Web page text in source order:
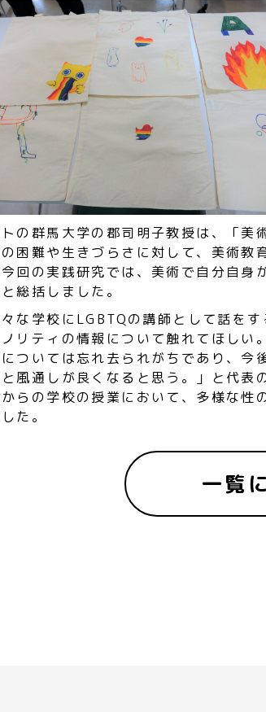
の群馬大学の郡司明子教授は、「美
困難や生きづらさに対して、美術教
今回の実践研究では、美術で自分自身
総括しました。
々な学校にLGBTQの講師として話を
リティの情報について触れてほしい
ついては忘れ去られがちであり、今
風通しが良くなると思う。」と代表
らの学校の授業において、多様な性
た。
一覧